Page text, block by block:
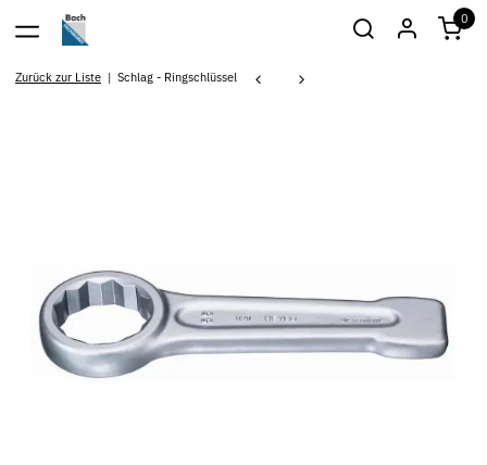
0
Zurück zur Liste Schlag - Ringschlüssel